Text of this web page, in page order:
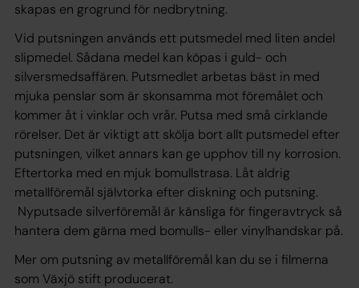
skapas en grogrund för nedbrytning.
Vid putsningen används ett putsmedel med liten andel
slipmedel. Sådana medel kan köpas i guld- och
silversmedsaffären. Putsmedlet arbetas bäst in med
mjuka penslar som är skonsamma mot föremålet och
kommer åt i vinklar och vrår. Putsa med små cirklande
rörelser. Det är viktigt att skölja bort allt putsmedel efter
putsningen, vilket annars kan ge upphov till ny korrosion.
Eftertorka med en mjuk bomullstrasa. Låt aldrig
metallföremål självtorka efter diskning och putsning.
Nyputsade silverföremål är känsliga för fingeravtryck så
hantera dem gärna med bomulls- eller vinylhandskar på.
Mer om putsning av metallföremål kan du se i filmerna
som Växjö stift producerat.